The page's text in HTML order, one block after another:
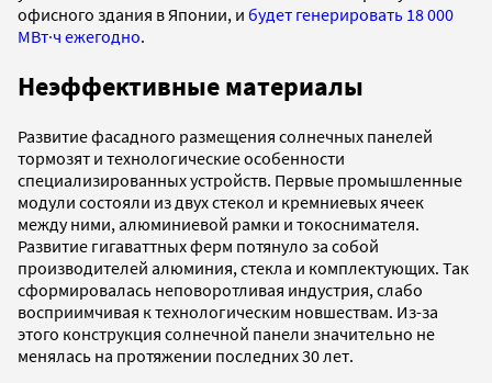
офисного здания в Японии, и будет генерировать 18 000
МВт·ч ежегодно.
Неэффективные материалы
Развитие фасадного размещения солнечных панелей
тормозят и технологические особенности
специализированных устройств. Первые промышленные
модули состояли из двух стекол и кремниевых ячеек
между ними, алюминиевой рамки и токоснимателя.
Развитие гигаваттных ферм потянуло за собой
производителей алюминия, стекла и комплектующих. Так
сформировалась неповоротливая индустрия, слабо
восприимчивая к технологическим новшествам. Из-за
этого конструкция солнечной панели значительно не
менялась на протяжении последних 30 лет.